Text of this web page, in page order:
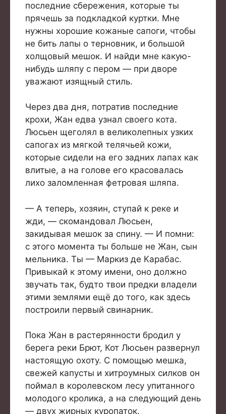
последние сбережения, которые ты
прячешь за подкладкой куртки. Мне
нужны хорошие кожаные сапоги, чтобы
не бить лапы о терновник, и большой
холщовый мешок. И найди мне какую-
нибудь шляпу с пером — при дворе
уважают изящный стиль.
Через два дня, потратив последние
крохи, Жан едва узнал своего кота.
Люсьен щеголял в великолепных узких
сапогах из мягкой телячьей кожи,
которые сидели на его задних лапах как
влитые, а на голове его красовалась
лихо заломленная фетровая шляпа.
— А теперь, хозяин, ступай к реке и
жди, — скомандовал Люсьен,
закидывая мешок за спину. — И помни:
с этого момента ты больше не Жан, сын
мельника. Ты — Маркиз де Карабас.
Привыкай к этому имени, оно должно
звучать так, будто твои предки владели
этими землями ещё до того, как здесь
построили первый свинарник.
Пока Жан в растерянности бродил у
берега реки Брют, Кот Люсьен развернул
настоящую охоту. С помощью мешка,
свежей капусты и хитроумных силков он
поймал в королевском лесу упитанного
молодого кролика, а на следующий день
— двух жирных куропаток.